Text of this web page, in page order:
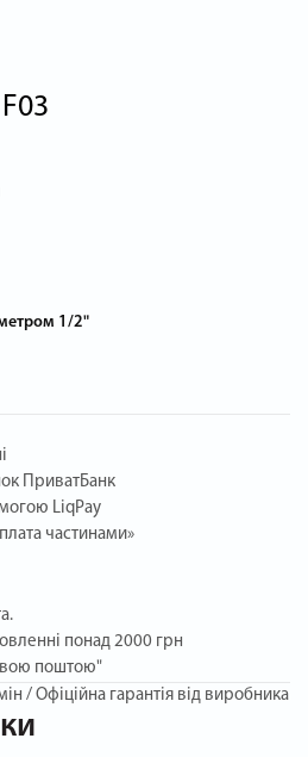
1/2"
ПриватБанк
LiqPay
частинами»
понад 2000 грн
поштою"
/ Офіційна гарантія від виробника